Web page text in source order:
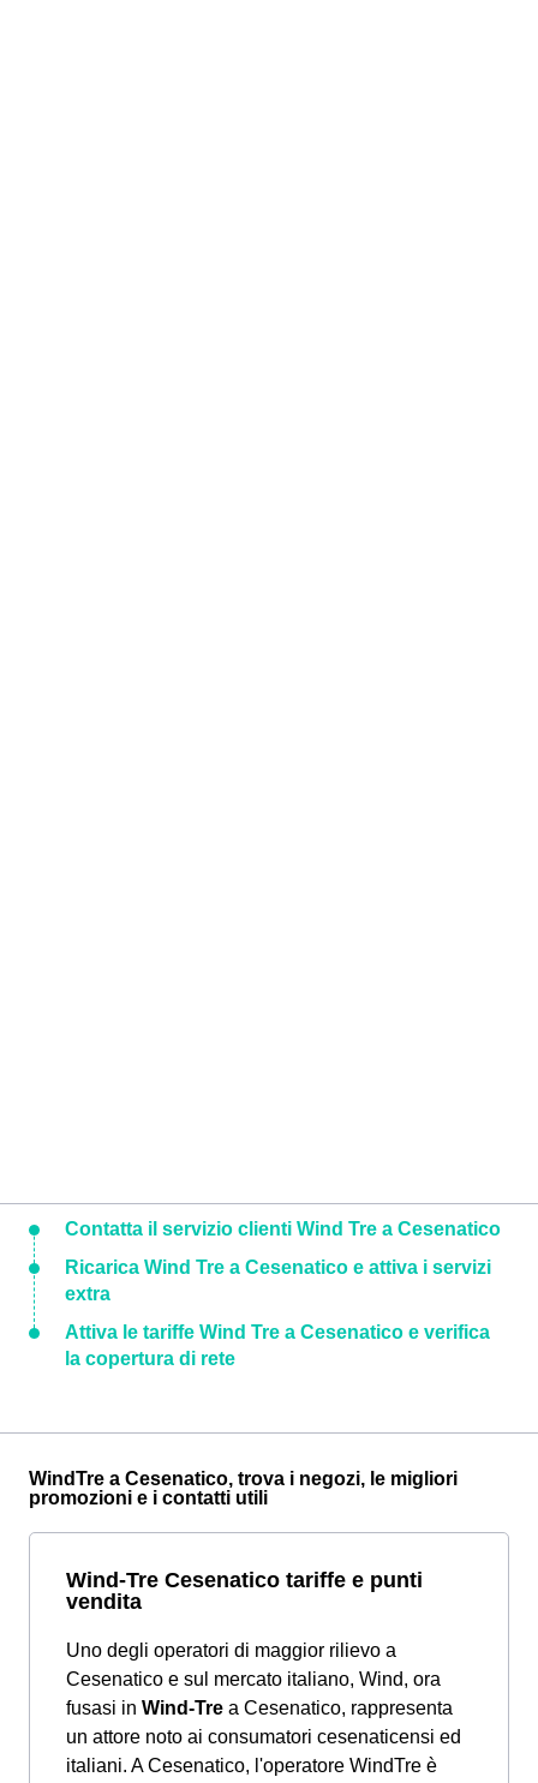
Contatta il servizio clienti Wind Tre a Cesenatico
Ricarica Wind Tre a Cesenatico e attiva i servizi
extra
Attiva le tariffe Wind Tre a Cesenatico e verifica
la copertura di rete
WindTre a Cesenatico, trova i negozi, le migliori
promozioni e i contatti utili
Wind-Tre Cesenatico tariffe e punti
vendita
Uno degli operatori di maggior rilievo a
Cesenatico e sul mercato italiano, Wind, ora
fusasi in Wind-Tre a Cesenatico, rappresenta
un attore noto ai consumatori cesenaticensi ed
italiani. A Cesenatico, l'operatore WindTre è